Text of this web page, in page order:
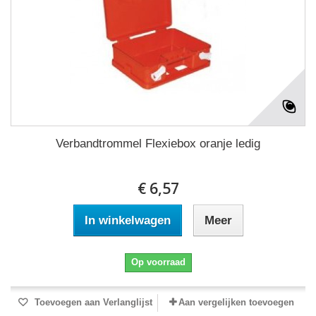
Verbandtrommel Flexiebox oranje ledig
€ 6,57
In winkelwagen Meer
Op voorraad
Toevoegen aan Verlanglijst Aan vergelijken toevoegen